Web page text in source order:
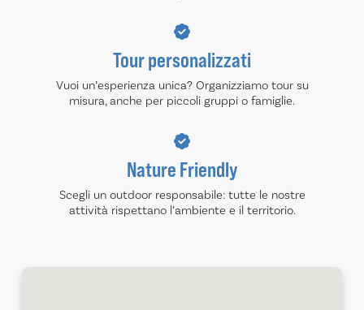
Tour personalizzati
Vuoi un’esperienza unica? Organizziamo tour su
misura, anche per piccoli gruppi o famiglie.
Nature Friendly
Scegli un outdoor responsabile: tutte le nostre
attività rispettano l’ambiente e il territorio.